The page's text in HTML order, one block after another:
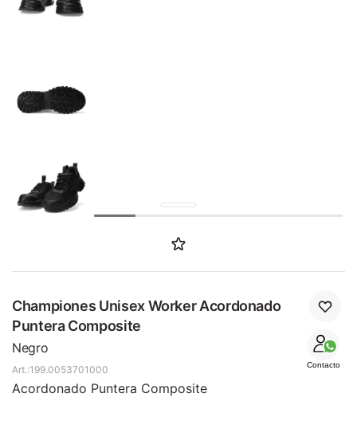
Championes Unisex Worker Acordonado
Puntera Composite
Negro
Contacto
199.0053701000
Acordonado Puntera Composite